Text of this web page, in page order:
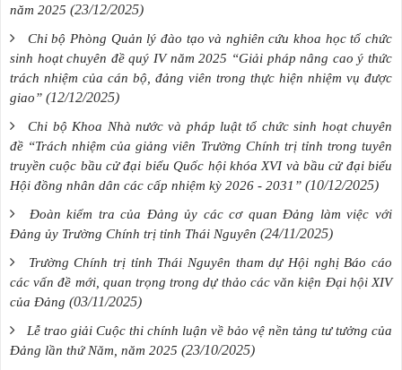
năm 2025 (23/12/2025)
Chi bộ Phòng Quản lý đào tạo và nghiên cứu khoa học tổ chức
sinh hoạt chuyên đề quý IV năm 2025 “Giải pháp nâng cao ý thức
trách nhiệm của cán bộ, đảng viên trong thực hiện nhiệm vụ được
giao” (12/12/2025)
Chi bộ Khoa Nhà nước và pháp luật tổ chức sinh hoạt chuyên
đề “Trách nhiệm của giảng viên Trường Chính trị tỉnh trong tuyên
truyền cuộc bầu cử đại biểu Quốc hội khóa XVI và bầu cử đại biểu
Hội đồng nhân dân các cấp nhiệm kỳ 2026 - 2031” (10/12/2025)
Đoàn kiểm tra của Đảng ủy các cơ quan Đảng làm việc với
Đảng ủy Trường Chính trị tỉnh Thái Nguyên (24/11/2025)
Trường Chính trị tỉnh Thái Nguyên tham dự Hội nghị Báo cáo
các vấn đề mới, quan trọng trong dự thảo các văn kiện Đại hội XIV
của Đảng (03/11/2025)
Lễ trao giải Cuộc thi chính luận về bảo vệ nền tảng tư tưởng của
Đảng lần thứ Năm, năm 2025 (23/10/2025)